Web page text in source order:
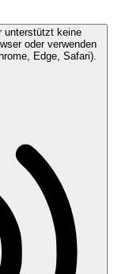
unterstützt keine
oder verwenden
Edge, Safari).